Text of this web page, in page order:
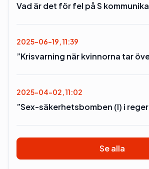
Vad är det för fel på S
2025-06-19, 11:39
”Krisvarning när kvinnorna tar
2025-04-02, 11:02
”Sex-säkerhetsbomben (l) i
Se alla